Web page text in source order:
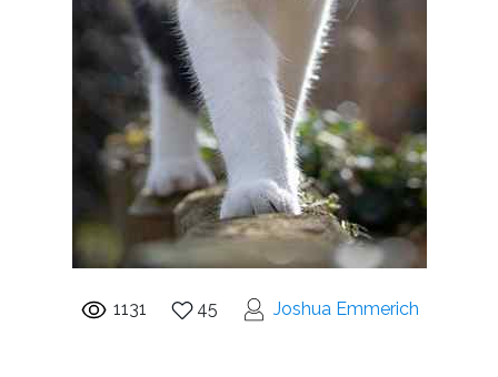
1131 45 Joshua Emmerich